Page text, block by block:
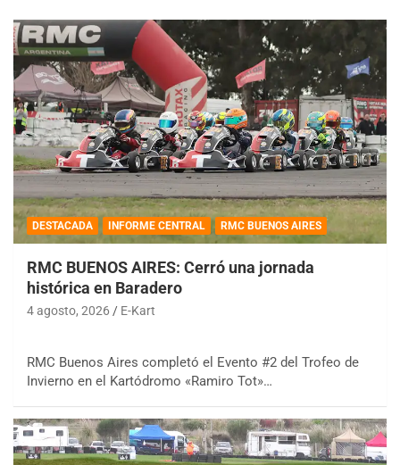
DESTACADA INFORME CENTRAL RMC BUENOS AIRES
RMC BUENOS AIRES: Cerró una jornada
histórica en Baradero
4 agosto, 2026 E-Kart
RMC Buenos Aires completó el Evento #2 del Trofeo de
Invierno en el Kartódromo «Ramiro Tot»…